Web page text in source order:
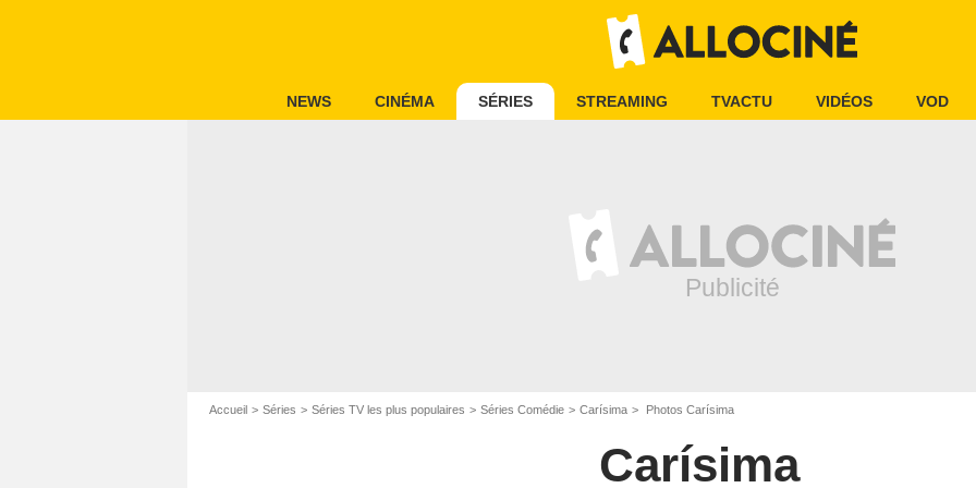
NEWS CINÉMA SÉRIES STREAMING TVACTU VIDÉOS VOD
Accueil Séries Séries TV les plus populaires Séries Comédie Carísima Photos Carísima
Carísima